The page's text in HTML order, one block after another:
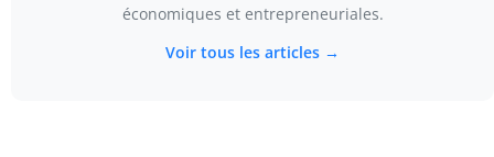
économiques et entrepreneuriales.
Voir tous les articles →